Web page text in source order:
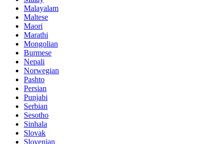
Malayalam
Maltese
Maori
Marathi
Mongolian
Burmese
Nepali
Norwegian
Pashto
Persian
Punjabi
Serbian
Sesotho
Sinhala
Slovak
Slovenian